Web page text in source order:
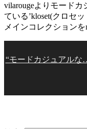
vilarougeよりモード
ている’kloset(クロセ
メインコレクション
“モードカジュアルな